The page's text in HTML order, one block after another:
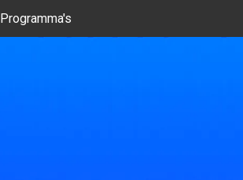
Programma's